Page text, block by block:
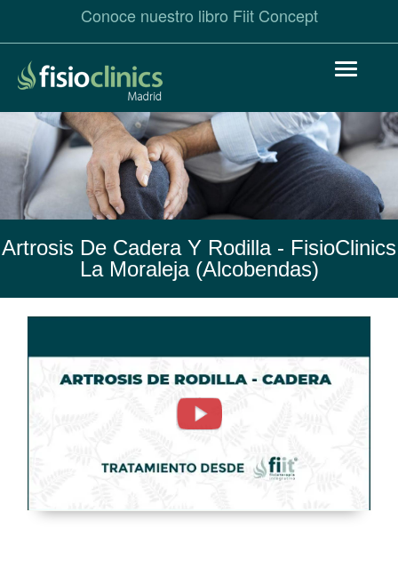
Pasar
contenido
principal
Conoce nuestro libro Fiit Concept
Toggle
Artrosis De Cadera Y Rodilla- FisioClinics
La Moraleja (Alcobendas)
de
Cadera
Tratamiento
de